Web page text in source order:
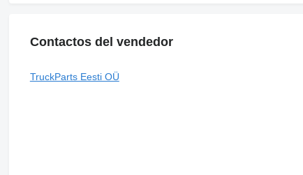
Contactos del vendedor
TruckParts Eesti OÜ